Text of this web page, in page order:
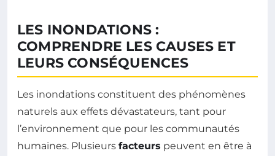
LES INONDATIONS :
COMPRENDRE LES CAUSES ET
LEURS CONSÉQUENCES
Les inondations constituent des phénomènes
naturels aux effets dévastateurs, tant pour
l’environnement que pour les communautés
humaines. Plusieurs facteurs peuvent en être à